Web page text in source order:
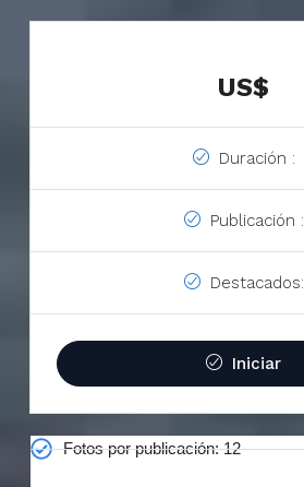
US$
Duración :
Publicación :
Destacados:
Iniciar
Fotos por publicación: 12